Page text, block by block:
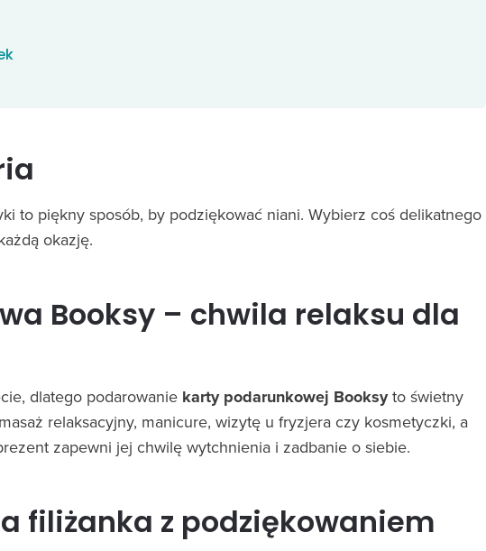
to piękny sposób, by podziękować niani. Wybierz coś delikatnego
okazję.
Booksy – chwila relaksu dla
dlatego podarowanie karty podarunkowej Booksyto świetny
relaksacyjny, manicure, wizytę u fryzjera czy kosmetyczki, a
zapewni jej chwilę wytchnienia i zadbanie o siebie.
filiżanka z podziękowaniem